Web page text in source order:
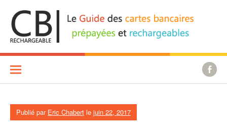
contenu
Publié par Eric Chabert le juin 22, 2017